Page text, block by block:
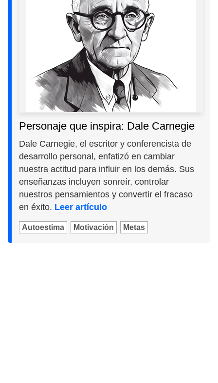
Personaje que inspira: Dale Carnegie
Dale Carnegie, el escritor y conferencista de
desarrollo personal, enfatizó en cambiar
nuestra actitud para influir en los demás. Sus
enseñanzas incluyen sonreír, controlar
nuestros pensamientos y convertir el fracaso
en éxito. Leer artículo
Autoestima Motivación Metas